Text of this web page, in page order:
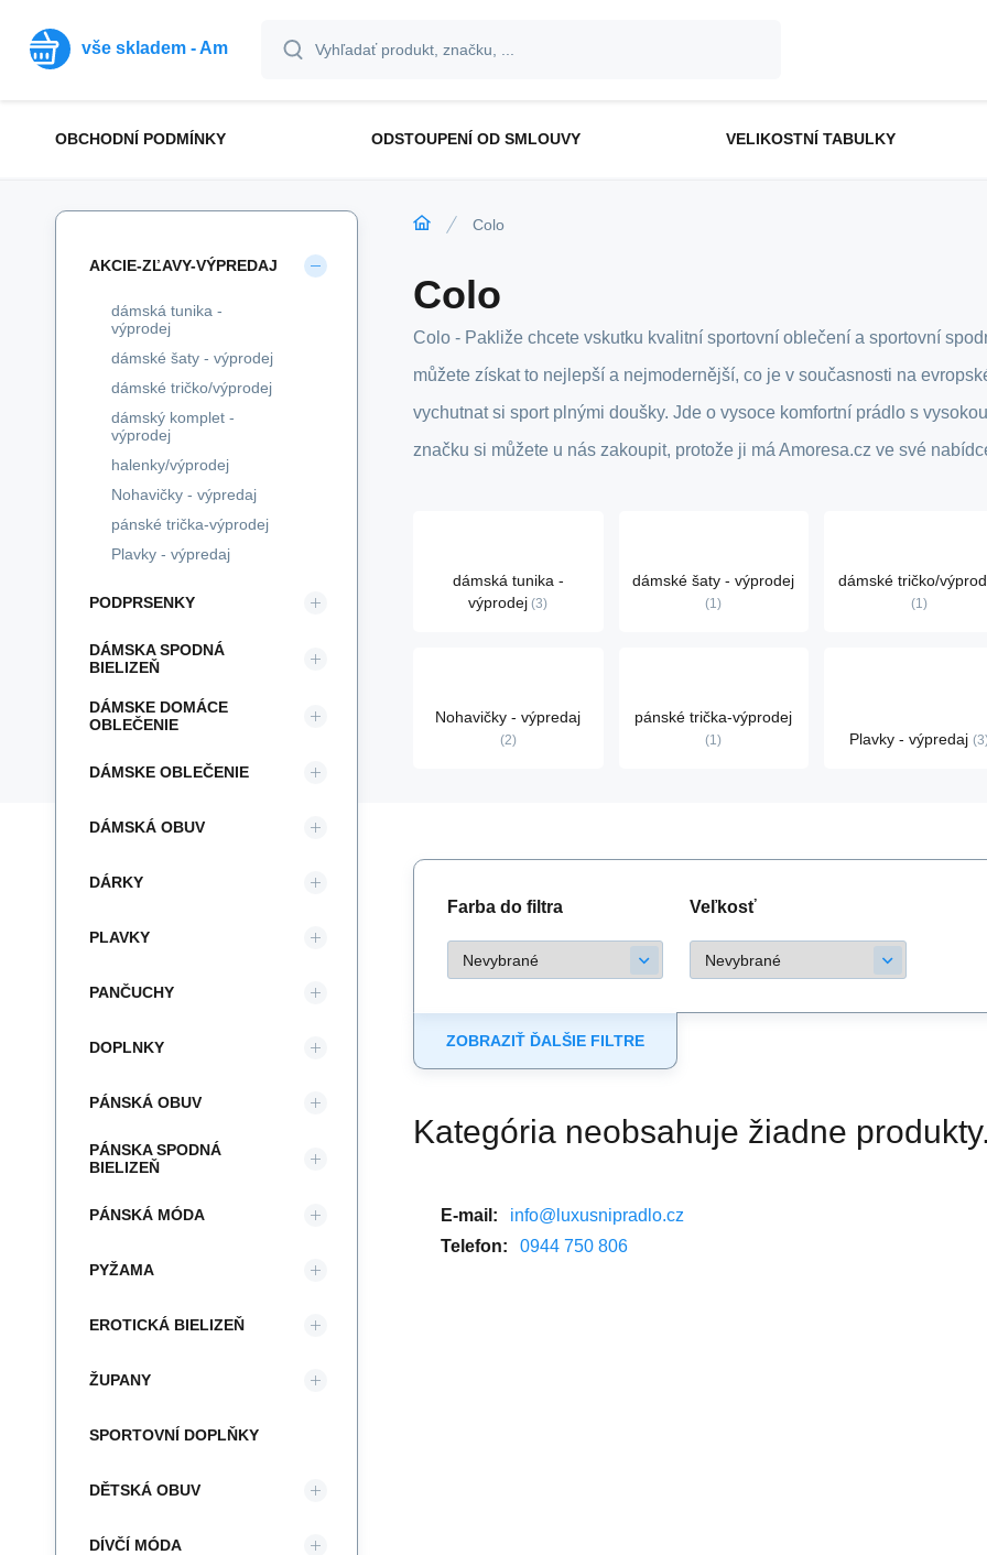
vše skladem - Am
OBCHODNÍ PODMÍNKY ODSTOUPENÍ OD SMLOUVY VELIKOSTNÍ TABULKY
Colo
Colo
Colo - Pakliže chcete vskutku kvalitní sportovní oblečení a sportovní
můžete získat to nejlepší a nejmodernější, co je v současnosti na
vychutnat si sport plnými doušky. Jde o vysoce komfortní prádlo s
značku si můžete u nás zakoupit, protože ji má Amoresa.cz ve své
dámská tunika -
výprodej 3
dámské šaty - výprodej
1
dámské tričko/
1
Nohavičky - výpredaj
2
pánské trička-výprodej
1 Plavky - výpredaj 3
Farba do filtra Veľkosť
ZOBRAZIŤ ĎALŠIE FILTRE
Kategória neobsahuje žiadne
E-mail:
info@luxusnipradlo.cz
Telefon:
0944 750 806
AKCIE-ZĽAVY-VÝPREDAJ
dámská tunika -
výprodej
dámské šaty - výprodej
dámské tričko/výprodej
dámský komplet -
výprodej
halenky/výprodej
Nohavičky - výpredaj
pánské trička-výprodej
Plavky - výpredaj
PODPRSENKY
DÁMSKA SPODNÁ
BIELIZEŇ
DÁMSKE DOMÁCE
OBLEČENIE
DÁMSKE OBLEČENIE
DÁMSKÁ OBUV
DÁRKY
PLAVKY
PANČUCHY
DOPLNKY
PÁNSKÁ OBUV
PÁNSKA SPODNÁ
BIELIZEŇ
PÁNSKÁ MÓDA
PYŽAMA
EROTICKÁ BIELIZEŇ
ŽUPANY
SPORTOVNÍ DOPLŇKY
DĚTSKÁ OBUV
DÍVČÍ MÓDA